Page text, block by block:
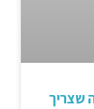
שצריך